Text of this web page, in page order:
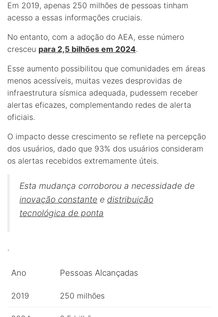
Em 2019, apenas 250 milhões de pessoas tinham
acesso a essas informações cruciais.
No entanto, com a adoção do AEA, esse número
cresceu para 2,5 bilhões em 2024.
Esse aumento possibilitou que comunidades em áreas
menos acessíveis, muitas vezes desprovidas de
infraestrutura sísmica adequada, pudessem receber
alertas eficazes, complementando redes de alerta
oficiais.
O impacto desse crescimento se reflete na percepção
dos usuários, dado que 93% dos usuários consideram
os alertas recebidos extremamente úteis.
Esta mudança corroborou a necessidade de
inovação constante e distribuição
tecnológica de ponta
.
Ano Pessoas Alcançadas
2019 250 milhões